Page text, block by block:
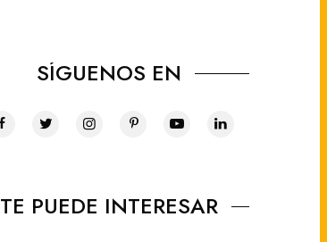
SÍGUENOS EN
TE PUEDE INTERESAR